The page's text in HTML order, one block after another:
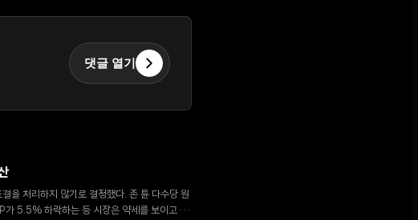
댓글 열기
처리하지 않기로 결정했다. 존 튠 다수당 원
가 5.5% 하락하는 등 시장은 약세를 보이고 있